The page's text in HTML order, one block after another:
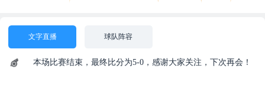
文字直播 球队阵容
本场比赛结束，最终比分为5-0，感谢大家关注，下次再会！